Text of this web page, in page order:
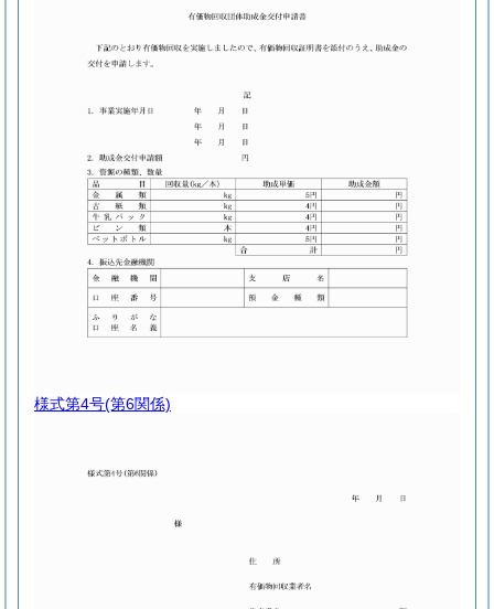
様式第4号(第6関係)